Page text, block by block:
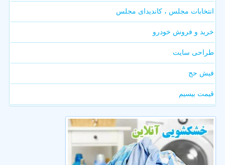
انتخابات مجلس ، کاندیدای مجلس
خرید و فروش خودرو
طراحی سایت
فیش حج
قیمت بیسیم